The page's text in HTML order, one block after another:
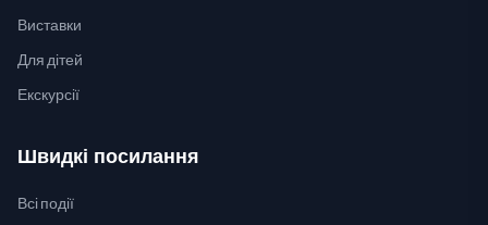
Виставки
Для дітей
Екскурсії
Швидкі посилання
Всі події